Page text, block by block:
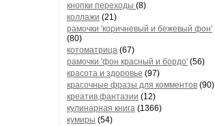
кнопки переходы (8)
коллажи (21)
рамочки 'коричневый и бежевый фон'
(80)
котоматрица (67)
рамочки 'фон красный и бордо' (56)
красота и здоровье (97)
красочные фразы для комментов (90)
креатив,фантазии (12)
кулинарная книга (1366)
кумиры (54)